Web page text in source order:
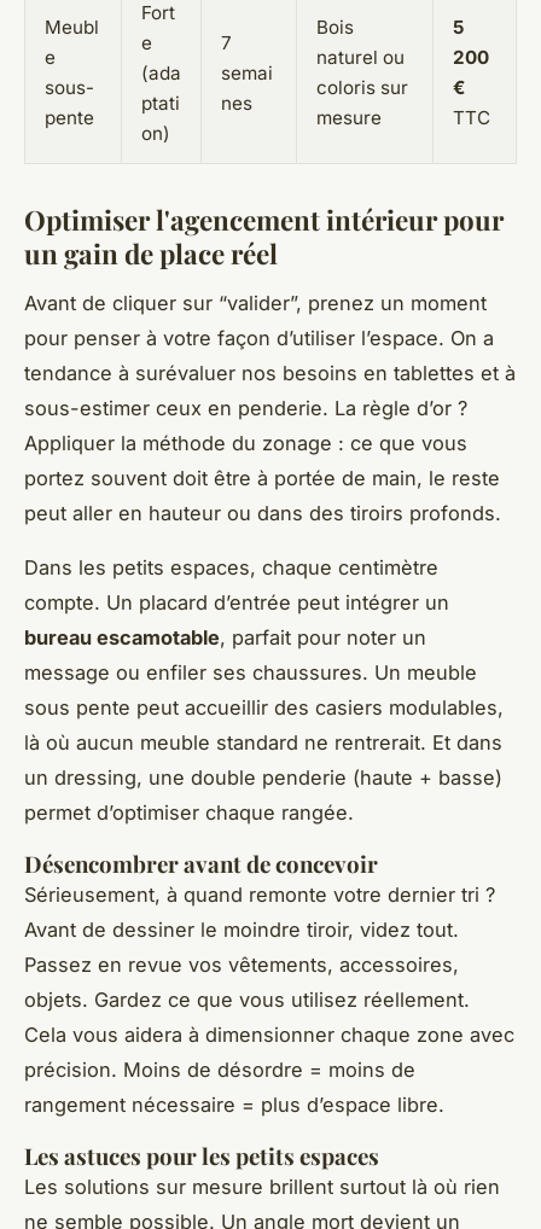
Meubl
e
sous-
pente
Fort
e
(ada
ptati
on)
7
semai
nes
Bois
naturel ou
coloris sur
mesure
5
200
€
TTC
Optimiser l'agencement intérieur pour
un gain de place réel
Avant de cliquer sur “valider”, prenez un moment
pour penser à votre façon d’utiliser l’espace. On a
tendance à surévaluer nos besoins en tablettes et à
sous-estimer ceux en penderie. La règle d’or ?
Appliquer la méthode du zonage : ce que vous
portez souvent doit être à portée de main, le reste
peut aller en hauteur ou dans des tiroirs profonds.
Dans les petits espaces, chaque centimètre
compte. Un placard d’entrée peut intégrer un
bureau escamotable, parfait pour noter un
message ou enfiler ses chaussures. Un meuble
sous pente peut accueillir des casiers modulables,
là où aucun meuble standard ne rentrerait. Et dans
un dressing, une double penderie (haute + basse)
permet d’optimiser chaque rangée.
Désencombrer avant de concevoir
Sérieusement, à quand remonte votre dernier tri ?
Avant de dessiner le moindre tiroir, videz tout.
Passez en revue vos vêtements, accessoires,
objets. Gardez ce que vous utilisez réellement.
Cela vous aidera à dimensionner chaque zone avec
précision. Moins de désordre = moins de
rangement nécessaire = plus d’espace libre.
Les astuces pour les petits espaces
Les solutions sur mesure brillent surtout là où rien
ne semble possible. Un angle mort devient un